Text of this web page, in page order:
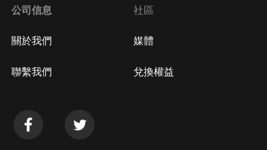
公司信息
關於我們
聯繫我們
社區
媒體
兌換權益